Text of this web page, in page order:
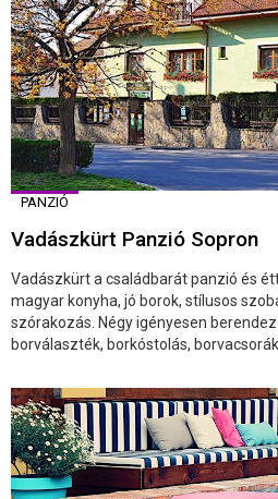
PANZIÓ
Vadászkürt Panzió Sopron
Vadászkürt a családbarát panzió és
magyar konyha, jó borok, stílusos
szórakozás. Négy igényesen
borválaszték, borkóstolás, borvacsorák.